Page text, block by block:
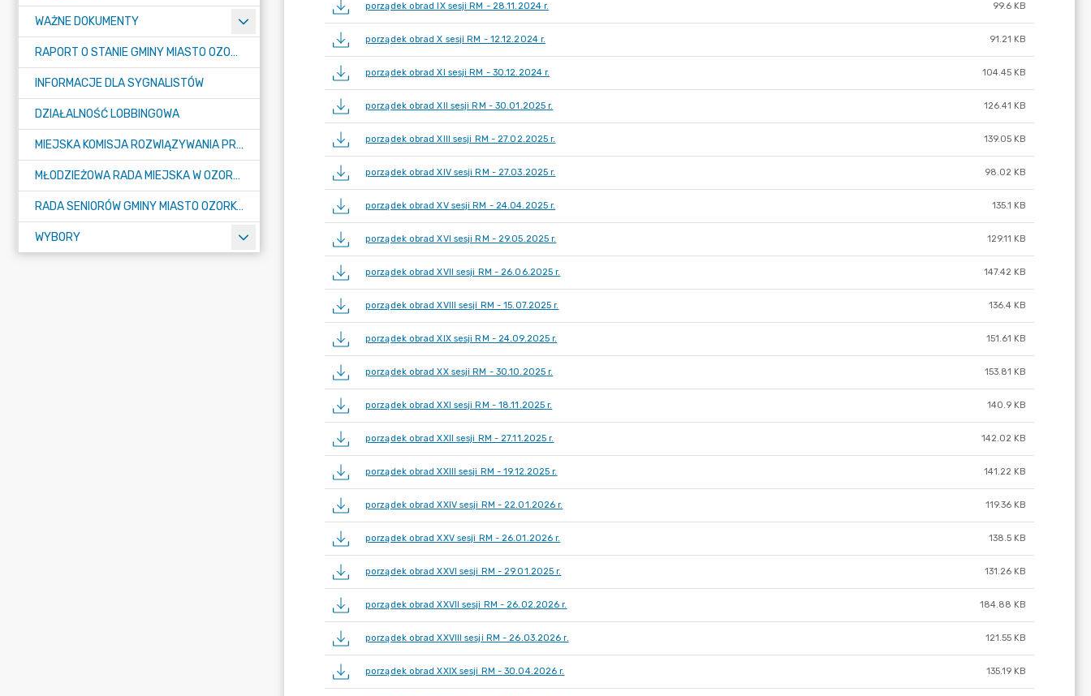
WAŻNE DOKUMENTY
RAPORT O STANIE GMINY MIASTO OZORKÓW
INFORMACJE DLA SYGNALISTÓW
DZIAŁALNOŚĆ LOBBINGOWA
MIEJSKA KOMISJA ROZWIĄZYWANIA PROBLEMÓW ALKOHOLOWYCH
MŁODZIEŻOWA RADA MIEJSKA W OZORKOWIE
RADA SENIORÓW GMINY MIASTO OZORKÓW
WYBORY
porządek obrad IX sesji RM - 28.11.2024 r. 99.6 KB
porządek obrad X sesji RM - 12.12.2024 r. 91.21 KB
porządek obrad XI sesji RM - 30.12.2024 r. 104.45 KB
porządek obrad XII sesji RM - 30.01.2025 r. 126.41 KB
porządek obrad XIII sesji RM - 27.02.2025 r. 139.05 KB
porządek obrad XIV sesji RM - 27.03.2025 r. 98.02 KB
porządek obrad XV sesji RM - 24.04.2025 r. 135.1 KB
porządek obrad XVI sesji RM - 29.05.2025 r. 129.11 KB
porządek obrad XVII sesji RM - 26.06.2025 r. 147.42 KB
porządek obrad XVIII sesji RM - 15.07.2025 r. 136.4 KB
porządek obrad XIX sesji RM - 24.09.2025 r. 151.61 KB
porządek obrad XX sesji RM - 30.10.2025 r. 153.81 KB
porządek obrad XXI sesji RM - 18.11.2025 r. 140.9 KB
porządek obrad XXII sesji RM - 27.11.2025 r. 142.02 KB
porządek obrad XXIII sesji RM - 19.12.2025 r. 141.22 KB
porządek obrad XXIV sesji RM - 22.01.2026 r. 119.36 KB
porządek obrad XXV sesji RM - 26.01.2026 r. 138.5 KB
porządek obrad XXVI sesji RM - 29.01.2025 r. 131.26 KB
porządek obrad XXVII sesji RM - 26.02.2026 r. 184.88 KB
porządek obrad XXVIII sesji RM - 26.03.2026 r. 121.55 KB
porządek obrad XXIX sesji RM - 30.04.2026 r. 135.19 KB